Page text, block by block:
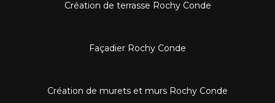
Création de terrasse Rochy Conde
Façadier Rochy Conde
Création de murets et murs Rochy Conde